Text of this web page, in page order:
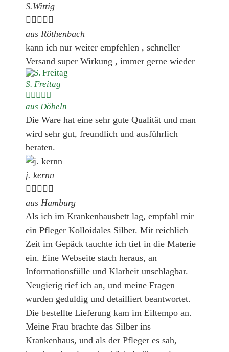
S.Wittig

aus Röthenbach
kann ich nur weiter empfehlen , schneller
Versand super Wirkung , immer gerne wieder
S. Freitag

aus Döbeln
Die Ware hat eine sehr gute Qualität und man
wird sehr gut, freundlich und ausführlich
beraten.
j. kernn

aus Hamburg
Als ich im Krankenhausbett lag, empfahl mir
ein Pfleger Kolloidales Silber. Mit reichlich
Zeit im Gepäck tauchte ich tief in die Materie
ein. Eine Webseite stach heraus, an
Informationsfülle und Klarheit unschlagbar.
Neugierig rief ich an, und meine Fragen
wurden geduldig und detailliert beantwortet.
Die bestellte Lieferung kam im Eiltempo an.
Meine Frau brachte das Silber ins
Krankenhaus, und als der Pfleger es sah,